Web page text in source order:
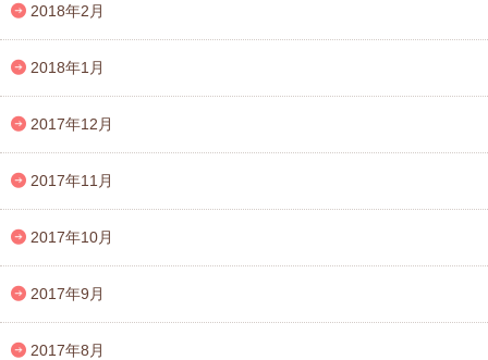
2018年2月
2018年1月
2017年12月
2017年11月
2017年10月
2017年9月
2017年8月